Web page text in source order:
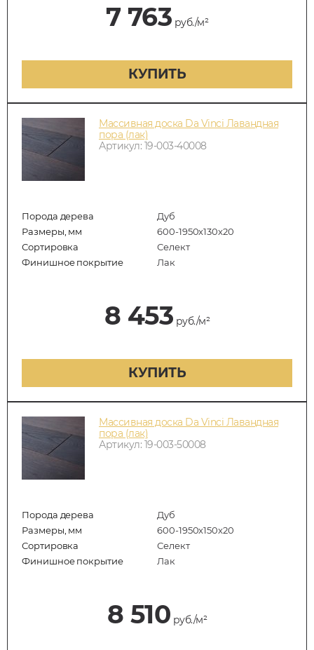
7 763 руб./м²
КУПИТЬ
Массивная доска Da Vinci Лавандная
пора (лак)
Артикул: 19-003-40008
Порода дерева
Дуб
Размеры, мм
600-1950x130x20
Сортировка
Селект
Финишное покрытие
Лак
8 453 руб./м²
КУПИТЬ
Массивная доска Da Vinci Лавандная
пора (лак)
Артикул: 19-003-50008
Порода дерева
Дуб
Размеры, мм
600-1950x150x20
Сортировка
Селект
Финишное покрытие
Лак
8 510 руб./м²